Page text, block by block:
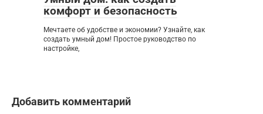
комфорт и безопасность
Мечтаете об удобстве и экономии? Узнайте, как
создать умный дом! Простое руководство по
настройке,
Добавить комментарий